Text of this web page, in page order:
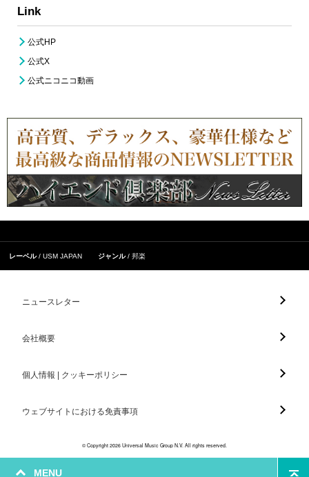
MENU
Link
公式HP
公式X
公式ニコニコ動画
レーベル USM JAPAN ジャンル 邦楽
ニュースレター
会社概要
個人情報 | クッキーポリシー
ウェブサイトにおける免責事項
© Copyright 2026 Universal Music Group N.V. All rights reserved.